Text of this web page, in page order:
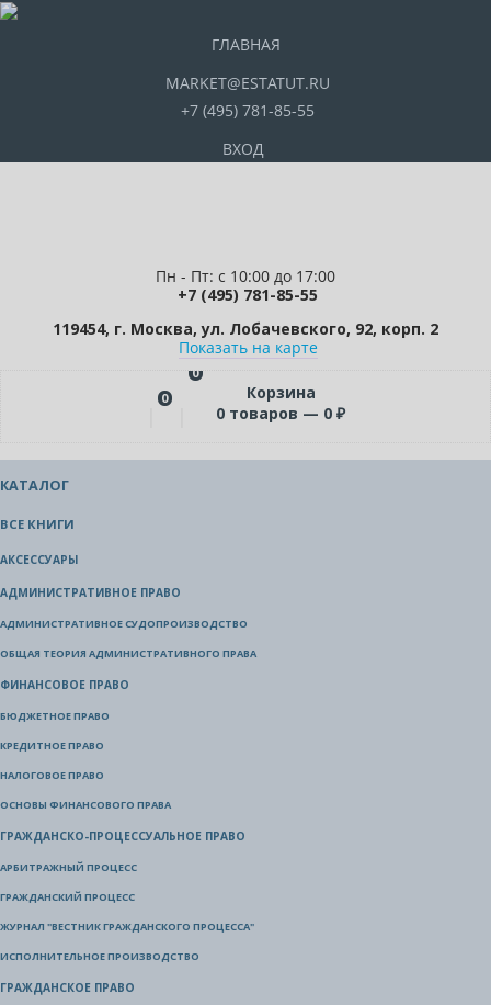
ГЛАВНАЯ
MARKET@ESTATUT.RU
+7 (495) 781-85-55
ВХОД
Пн - Пт: с 10:00 до 17:00
+7 (495) 781-85-55
119454, г. Москва, ул. Лобачевского, 92, корп. 2
Показать на карте
0
0
Корзина
0 товаров — 0 ₽
КАТАЛОГ
ВСЕ КНИГИ
АКСЕССУАРЫ
АДМИНИСТРАТИВНОЕ ПРАВО
АДМИНИСТРАТИВНОЕ СУДОПРОИЗВОДСТВО
ОБЩАЯ ТЕОРИЯ АДМИНИСТРАТИВНОГО ПРАВА
ФИНАНСОВОЕ ПРАВО
БЮДЖЕТНОЕ ПРАВО
КРЕДИТНОЕ ПРАВО
НАЛОГОВОЕ ПРАВО
ОСНОВЫ ФИНАНСОВОГО ПРАВА
ГРАЖДАНСКО-ПРОЦЕССУАЛЬНОЕ ПРАВО
АРБИТРАЖНЫЙ ПРОЦЕСС
ГРАЖДАНСКИЙ ПРОЦЕСС
ЖУРНАЛ "ВЕСТНИК ГРАЖДАНСКОГО ПРОЦЕССА"
ИСПОЛНИТЕЛЬНОЕ ПРОИЗВОДСТВО
ГРАЖДАНСКОЕ ПРАВО